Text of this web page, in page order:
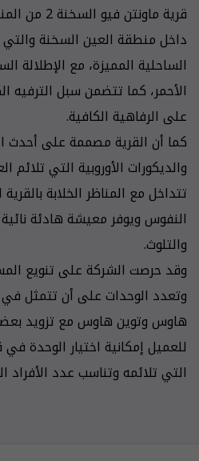
قرية
داخل منطقة العين السخنة والتي
الساحلية المميزة، مع الإطلالة
الأحمر، كما تتضمن سبل الترفيه
على الرفاهية الكافية.
كما أن القرية مصممة على أحدث
والديكورات الأوروبية التي تلائم
تتداخل مع المناظر الخلابة
النفوس ويوفر معيشة هادئة
والتلوث.
وقد حرصت الشركة على تنويع
وتعدد الوحدات على أن تتمثل
هاوس وتوين هاوس مع تزويد
التي تلائمه وتناسب عدد الأفراد